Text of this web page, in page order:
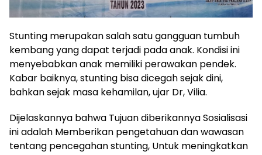
Stunting merupakan salah satu gangguan tumbuh
kembang yang dapat terjadi pada anak. Kondisi ini
menyebabkan anak memiliki perawakan pendek.
Kabar baiknya, stunting bisa dicegah sejak dini,
bahkan sejak masa kehamilan, ujar Dr, Vilia.
Dijelaskannya bahwa Tujuan diberikannya Sosialisasi
ini adalah Memberikan pengetahuan dan wawasan
tentang pencegahan stunting, Untuk meningkatkan